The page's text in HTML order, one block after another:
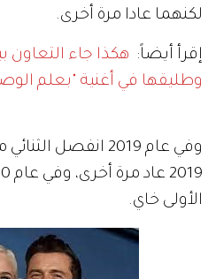
لكنهما عادا مرة أخرى.
إقرأ أيضاً: هكذا جاء التعاون
وطليقها في أغنية "بعلم
وفي عام 2019 انفصل
الأولى خاي.